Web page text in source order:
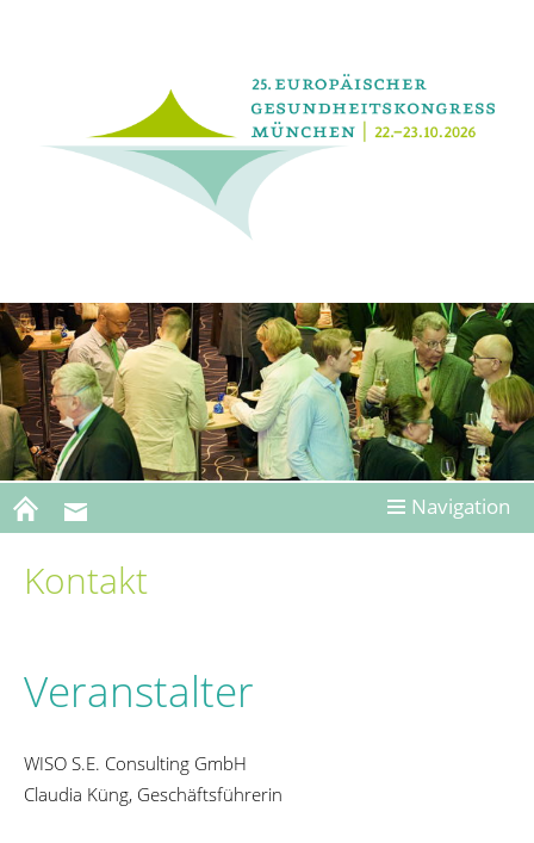
Navigation
Kontakt
Veranstalter
WISO S.E. Consulting GmbH
Claudia Küng, Geschäftsführerin